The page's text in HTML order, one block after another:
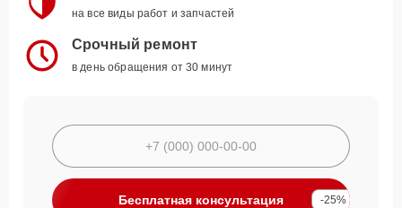
на все виды работ и запчастей
Срочный ремонт
в день обращения от 30 минут
Бесплатная консультация -25%